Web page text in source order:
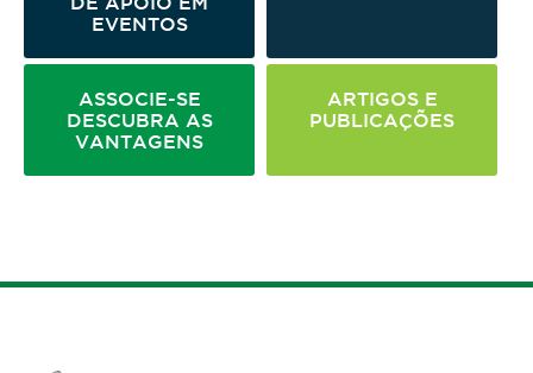
EVENTOS
ASSOCIE-SE
DESCUBRA AS
VANTAGENS
ARTIGOS E
PUBLICAÇÕES